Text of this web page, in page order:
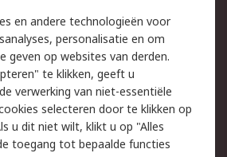
Email veiligheid
Websitevoorwaarden
en andere technologieën voor
personalisatie en om
geven op websites van derden.
te klikken, geeft u
verwerking van niet-essentiële
selecteren door te klikken op
u dit niet wilt, klikt u op "Alles
toegang tot bepaalde functies